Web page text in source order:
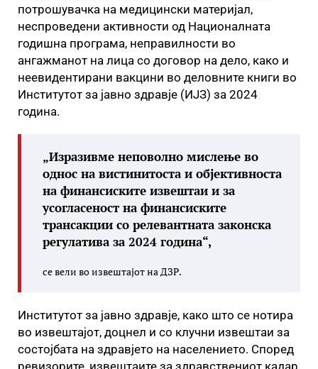
потрошувачка на медицински материјал,
неспроведени активности од Националната
годишна програма, неправилности во
ангажманот на лица со договор на дело, како и
неевидентирани вакцини во деловните книги во
Институтот за јавно здравје (ИЈЗ) за 2024
година.
„Изразивме неповолно мислење во
однос на вистинитоста и објективноста
на финансиските извештаи и за
усогласеност на финансиските
трансакции со релевантната законска
регулатива за 2024 година“,
се вели во извештајот на ДЗР.
Институтот за јавно здравје, како што се нотира
во извештајот, доцнел и со клучни извештаи за
состојбата на здравјето на населението. Според
ревизорите, извештаите за здравствениот кадар,